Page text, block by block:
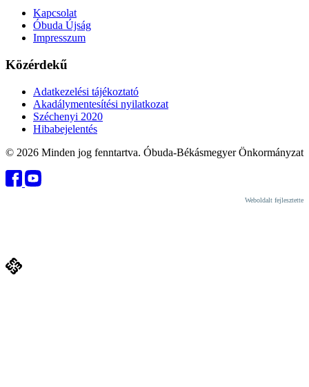
Kapcsolat
Óbuda Újság
Impresszum
Közérdekű
Adatkezelési tájékoztató
Akadálymentesítési nyilatkozat
Széchenyi 2020
Hibabejelentés
© 2026 Minden jog fenntartva. Óbuda-Békásmegyer Önkormányzat
Weboldalt fejlesztette